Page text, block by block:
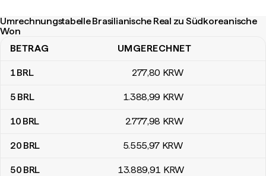
Umrechnungstabelle Brasilianische Real zu Südkoreanische
Won
Umrechnungstabelle Brasilianische Real zu Südkoreanische Won
BETRAG UMGERECHNET
1BRL 277,80 KRW
5 BRL 1.388,99 KRW
10 BRL 2.777,98 KRW
20 BRL 5.555,97 KRW
50 BRL 13.889,91 KRW